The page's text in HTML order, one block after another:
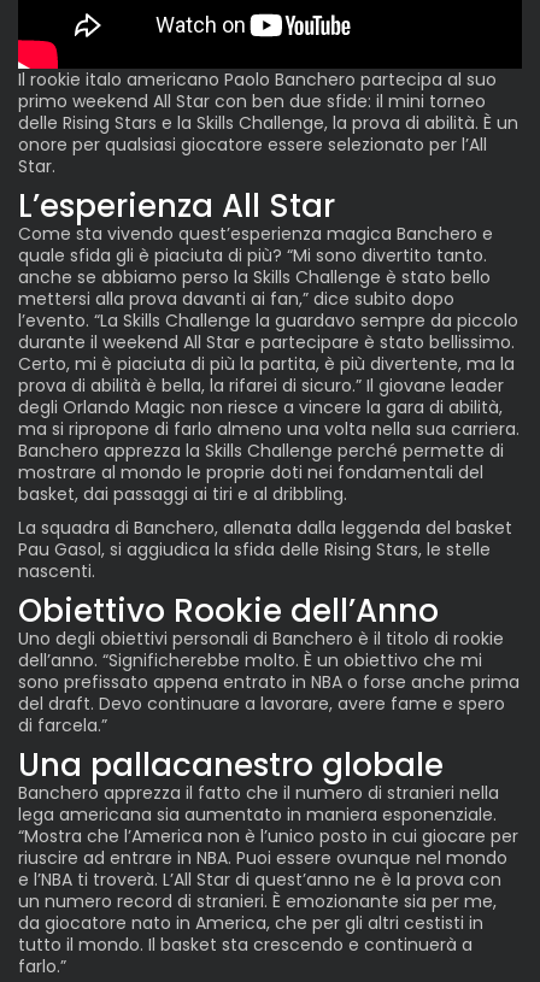
Il rookie italo americano Paolo Banchero partecipa al suo
primo weekend All Star con ben due sfide: il mini torneo
delle Rising Stars e la Skills Challenge, la prova di abilità. È un
onore per qualsiasi giocatore essere selezionato per l’All
Star.
L’esperienza All Star
Come sta vivendo quest’esperienza magica Banchero e
quale sfida gli è piaciuta di più? “Mi sono divertito tanto.
anche se abbiamo perso la Skills Challenge è stato bello
mettersi alla prova davanti ai fan,” dice subito dopo
l’evento. “La Skills Challenge la guardavo sempre da piccolo
durante il weekend All Star e partecipare è stato bellissimo.
Certo, mi è piaciuta di più la partita, è più divertente, ma la
prova di abilità è bella, la rifarei di sicuro.” Il giovane leader
degli Orlando Magic non riesce a vincere la gara di abilità,
ma si ripropone di farlo almeno una volta nella sua carriera.
Banchero apprezza la Skills Challenge perché permette di
mostrare al mondo le proprie doti nei fondamentali del
basket, dai passaggi ai tiri e al dribbling.
La squadra di Banchero, allenata dalla leggenda del basket
Pau Gasol, si aggiudica la sfida delle Rising Stars, le stelle
nascenti.
Obiettivo Rookie dell’Anno
Uno degli obiettivi personali di Banchero è il titolo di rookie
dell’anno. “Significherebbe molto. È un obiettivo che mi
sono prefissato appena entrato in NBA o forse anche prima
del draft. Devo continuare a lavorare, avere fame e spero
di farcela.”
Una pallacanestro globale
Banchero apprezza il fatto che il numero di stranieri nella
lega americana sia aumentato in maniera esponenziale.
“Mostra che l’America non è l’unico posto in cui giocare per
riuscire ad entrare in NBA. Puoi essere ovunque nel mondo
e l’NBA ti troverà. L’All Star di quest’anno ne è la prova con
un numero record di stranieri. È emozionante sia per me,
da giocatore nato in America, che per gli altri cestisti in
tutto il mondo. Il basket sta crescendo e continuerà a
farlo.”